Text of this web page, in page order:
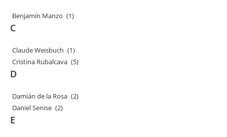
Benjamín Manzo (1)
C
Claude Weisbuch (1)
Cristina Rubalcava (5)
D
Damián de la Rosa (2)
Daniel Senise (2)
E